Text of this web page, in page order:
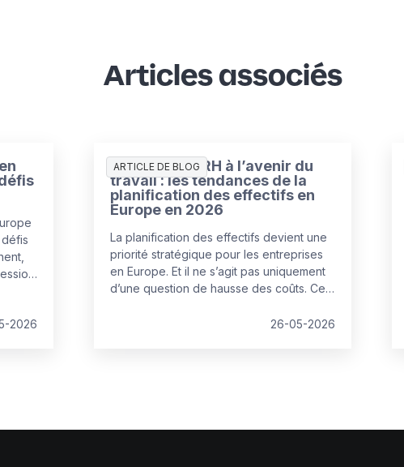
Articles associés
2026
ARTICLE DE BLOG
Préparer les RH à l’avenir du
travail : les tendances de la
planification des effectifs en
Europe en 2026
La planification des effectifs devient une
priorité stratégique pour les entreprises
en Europe. Et il ne s’agit pas uniquement
d’une question de hausse des coûts. Ce
d’un nouvel équilibre entre les talents
26-05-2026